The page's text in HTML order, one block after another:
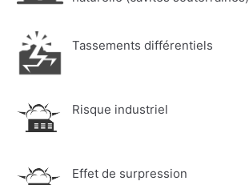
Tassements différentiels
Risque industriel
Effet de surpression